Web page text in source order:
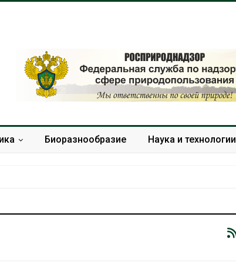
Биоразнообразие Наука и технологии
вода с крыш
городам
Южная Корея ускорит
развитие солнечной